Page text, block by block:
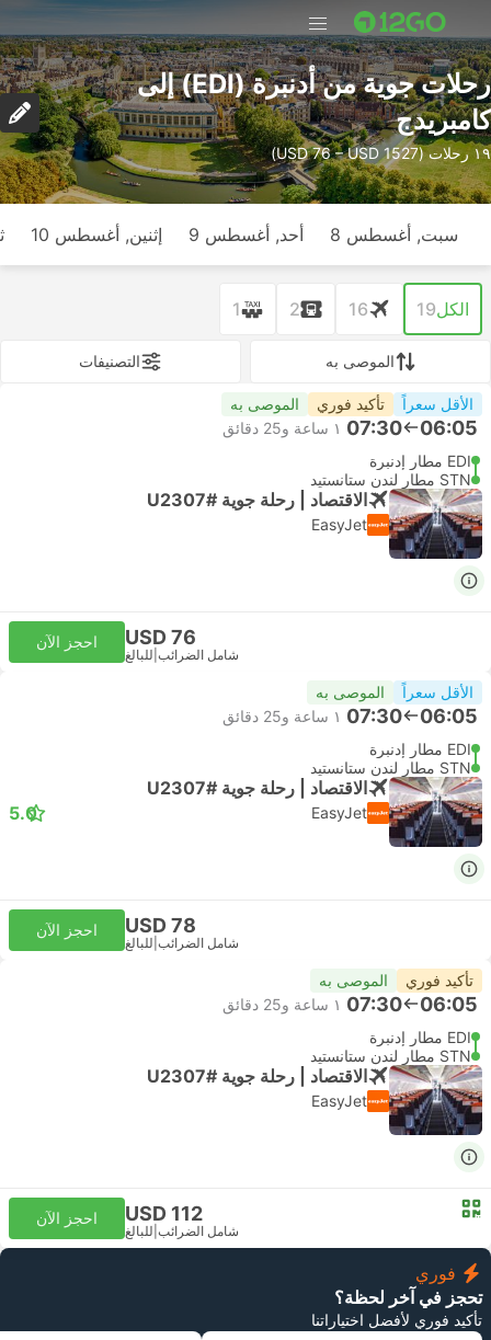
رحلات جوية من أدنبرة (EDI) إلى
كامبريدج
١٩ رحلات (USD 76 – USD 1527)
سبت, أغسطس 8 أحد, أغسطس 9 إثنين, أغسطس 10
الكل19
16
2
1
الموصى به التصنيفات
الأقل سعراً تأكيد فوري الموصى به
06:05
07:30 ١ ساعة و‫25 دقائق
EDI مطار إدنبرة
STN مطار لندن ستانستيد
الاقتصاد | رحلة جوية #U2307
EasyJet
USD 76
شامل الضرائب للبالغ
احجز الآن
الأقل سعراً الموصى به
06:05
07:30 ١ ساعة و‫25 دقائق
EDI مطار إدنبرة
STN مطار لندن ستانستيد
الاقتصاد | رحلة جوية #U2307
EasyJet
5.0
USD 78
شامل الضرائب للبالغ
احجز الآن
تأكيد فوري الموصى به
06:05
07:30 ١ ساعة و‫25 دقائق
EDI مطار إدنبرة
STN مطار لندن ستانستيد
الاقتصاد | رحلة جوية #U2307
EasyJet
USD 112
شامل الضرائب للبالغ
احجز الآن
فوري
تحجز في آخر لحظة؟
تأكيد فوري لأفضل اختياراتنا